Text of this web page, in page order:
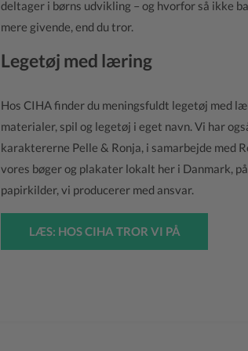
deltager i børns udvikling – og hvorfor så ikke
mere givende, end du tror.
Legetøj med læring
Hos CIHA finder du meningsfuldt legetøj med
materialer, spil og legetøj i eget navn. Vi har
karaktererne Pelle & Ronja, i samarbejde med
vores bøger og plakater lokalt her i Danmark,
papirkilder, vi producerer med ansvar.
LÆS: HOS CIHA TROR VI PÅ